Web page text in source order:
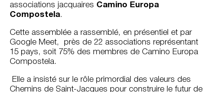
associations jacquaires Camino Europa
Compostela.
Cette assemblée a rassemblé, en présentiel et par
Google Meet, près de 22 associations représentant
15 pays, soit 75% des membres de Camino Europa
Compostela.
Elle a insisté sur le rôle primordial des valeurs des
Chemins de Saint-Jacques pour construire le futur de